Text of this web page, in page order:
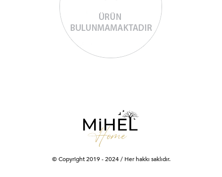
© Copyright 2019 - 2024 / Her hakkı saklıdır.